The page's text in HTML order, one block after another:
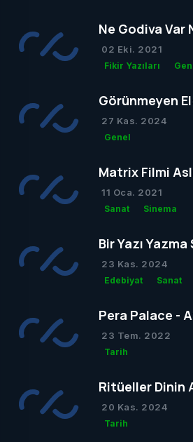
Ne Godiva Var
Tom
02 Eki. 2021
Fikir Yazıları
Görünmeyen
27 Kas. 2024
Genel
Matrix Filmi
Anlatmak
11 Oca. 2021
Sanat Sinema
Bir Yazı
23 Kas. 2024
Edebiyat Sanat
Pera Palace -
Konakladığı Otel
23 Tem. 2022
Tarih
Ritüeller Dinin
20 Kas. 2024
Tarih